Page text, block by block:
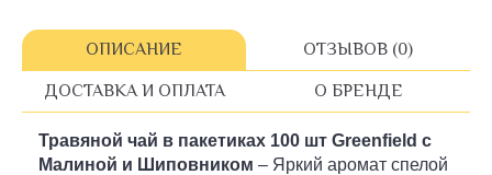
ОПИСАНИЕ ОТЗЫВОВ (0)
ДОСТАВКА И ОПЛАТА О БРЕНДЕ
Травяной чай в пакетиках 100 шт Greenfield с
Малиной и Шиповником – Яркий аромат спелой